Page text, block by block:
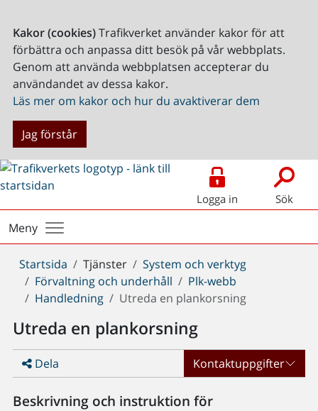
Kakor (cookies)Trafikverket använder kakor för att
förbättra och anpassa ditt besök på vår webbplats.
Genom att använda webbplatsen accepterar du
användandet av dessa kakor.
Läs mer om kakor och hur du avaktiverar dem
Jag förstår
Logga in Sök
Meny
Du
är
här:
Startsida Tjänster
System och verktyg
Förvaltning och underhåll
Plk-webb
Handledning
Utreda en plankorsning
Utreda en plankorsning
Dela Kontaktuppgifter
Beskrivning och instruktion för